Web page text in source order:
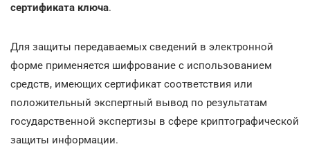
сертификата ключа.
Для защиты передаваемых сведений в электронной
форме применяется шифрование с использованием
средств, имеющих сертификат соответствия или
положительный экспертный вывод по результатам
государственной экспертизы в сфере криптографической
защиты информации.